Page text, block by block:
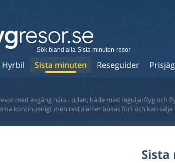
Hyrbil Sista minuten Reseguider
Sök bland alla Sista minuten-resor
med avgång nära i tiden, både med reguljärflyg
kontinuerligt men restplatser bokas fort och kan